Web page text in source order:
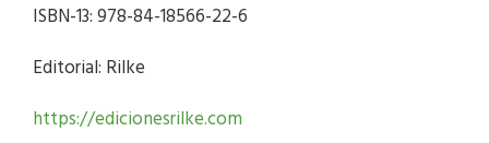
ISBN-13: 978-84-18566-22-6
Editorial: Rilke
https://edicionesrilke.com